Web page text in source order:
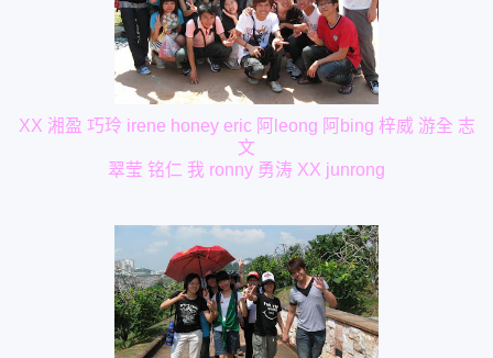
XX 湘盈 巧玲 irene honey eric 阿leong 阿bing 梓威 游全 志
文
翠莹 铭仁 我 ronny 勇涛 XX junrong